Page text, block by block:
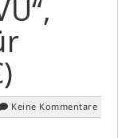
Keine Kommentare